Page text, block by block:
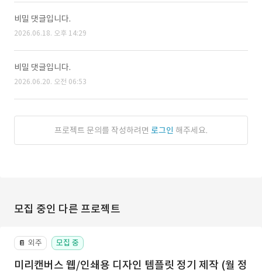
비밀 댓글입니다.
2026.06.18. 오후 14:29
비밀 댓글입니다.
2026.06.20. 오전 06:53
프로젝트 문의를 작성하려면 로그인 해주세요.
모집 중인 다른 프로젝트
📔 외주 모집 중
미리캔버스 웹/인쇄용 디자인 템플릿 정기 제작 (월 정